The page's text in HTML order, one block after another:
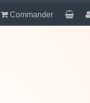
Commander